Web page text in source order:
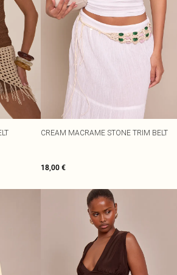
CREAM MACRAME STONE TRIM BELT
18,00 €